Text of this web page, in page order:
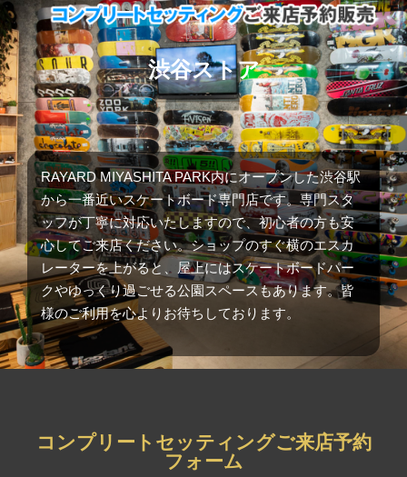
渋谷ストア
RAYARD MIYASHITA PARK内にオープンした渋谷駅
から一番近いスケートボード専門店です。専門スタ
ッフが丁寧に対応いたしますので、初心者の方も安
心してご来店ください。ショップのすぐ横のエスカ
レーターを上がると、屋上にはスケートボードパー
クやゆっくり過ごせる公園スペースもあります。皆
様のご利用を心よりお待ちしております。
コンプリートセッティングご来店予約
フォーム